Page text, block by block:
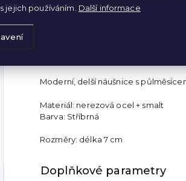
jejich používáním. Další informace
Popis
Moderní, delší náušnice s
Materiál: nerezová ocel + smalt
Barva: Stříbrná
Rozměry: délka 7 cm
Doplňkové parametry